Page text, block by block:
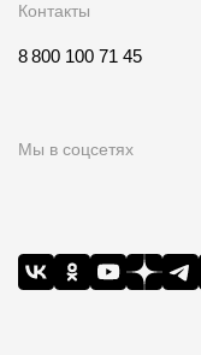
Контакты
8 800 100 71 45
Мы в соцсетях